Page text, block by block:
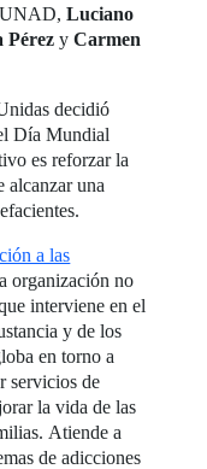
UNAD,Luciano
Pérez yCarmen
decidió
Día Mundial
es reforzar la
alcanzar una
a las
organización no
interviene en el
y de los
en torno a
servicios de
la vida de las
Atiende a
de adicciones